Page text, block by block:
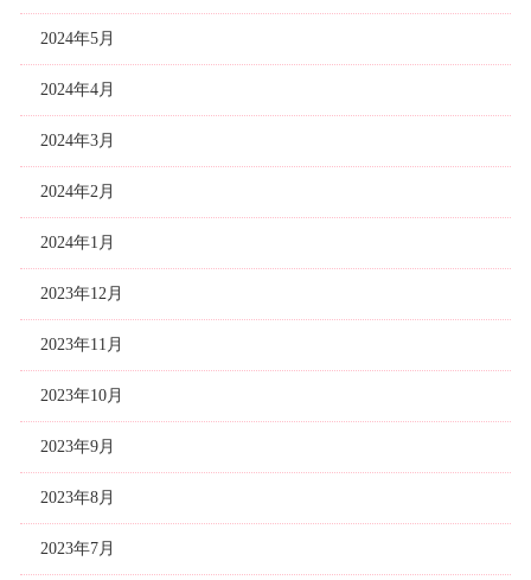
2024年5月
2024年4月
2024年3月
2024年2月
2024年1月
2023年12月
2023年11月
2023年10月
2023年9月
2023年8月
2023年7月